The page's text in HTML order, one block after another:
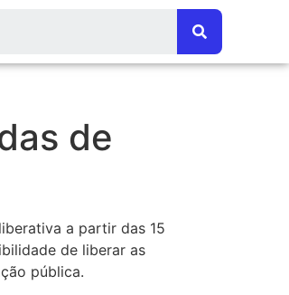
de
a partir das 15
de liberar as
pública.